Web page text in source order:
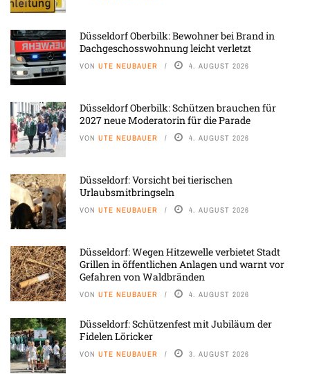
Düsseldorf Oberbilk: Bewohner bei Brand in
Dachgeschosswohnung leicht verletzt
VON UTE NEUBAUER 4. AUGUST 2026
Düsseldorf Oberbilk: Schützen brauchen für
2027 neue Moderatorin für die Parade
VON UTE NEUBAUER 4. AUGUST 2026
Düsseldorf: Vorsicht bei tierischen
Urlaubsmitbringseln
VON UTE NEUBAUER 4. AUGUST 2026
Düsseldorf: Wegen Hitzewelle verbietet Stadt
Grillen in öffentlichen Anlagen und warnt vor
Gefahren von Waldbränden
VON UTE NEUBAUER 4. AUGUST 2026
Düsseldorf: Schützenfest mit Jubiläum der
Fidelen Löricker
VON UTE NEUBAUER 3. AUGUST 2026